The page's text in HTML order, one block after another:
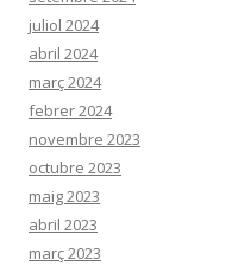
juliol 2024
abril 2024
març 2024
febrer 2024
novembre 2023
octubre 2023
maig 2023
abril 2023
març 2023